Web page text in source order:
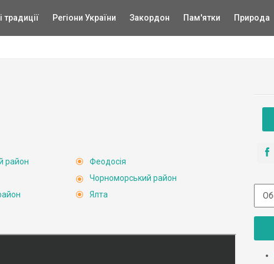
традиції Регіони України Закордон Пам'ятки Природа
район
Феодосія
Чорноморський район
Ялта